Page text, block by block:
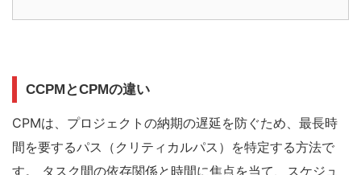
CCPMとCPMの違い
CPMは、プロジェクト の納期の遅延を防ぐため、最長時
間を要するパス（クリティカルパス）を特定する方法で
す。
タスク間の依存関係と時間に焦点を当て、スケジュ